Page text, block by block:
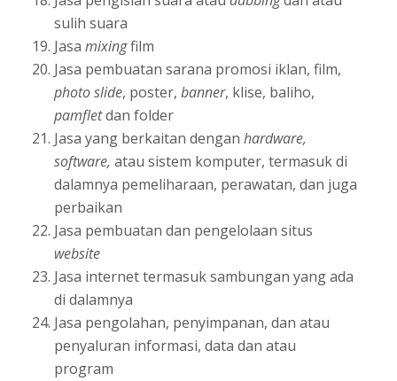
sulih suara
Jasa mixingfilm
Jasa pembuatan sarana promosi iklan, film,
photo slide, poster, banner, klise, baliho,
pamfletdan folder
Jasa yang berkaitan dengan hardware,
software, atau sistem komputer, termasuk di
dalamnya pemeliharaan, perawatan, dan juga
perbaikan
Jasa pembuatan dan pengelolaan situs
website
Jasa internet termasuk sambungan yang ada
di dalamnya
Jasa pengolahan, penyimpanan, dan atau
penyaluran informasi, data dan atau
program